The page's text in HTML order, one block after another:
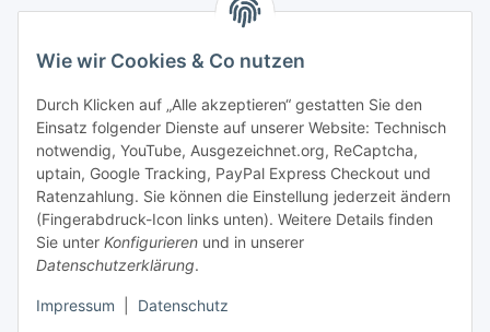
Wie wir Cookies & Co nutzen
Durch Klicken auf „Alle akzeptieren“ gestatten Sie den
Einsatz folgender Dienste auf unserer Website: Technisch
notwendig, YouTube, Ausgezeichnet.org, ReCaptcha,
uptain, Google Tracking, PayPal Express Checkout und
Ratenzahlung. Sie können die Einstellung jederzeit ändern
(Fingerabdruck-Icon links unten). Weitere Details finden
Sie unter Konfigurieren und in unserer
Datenschutzerklärung.
Impressum Datenschutz
Mehr über
Bequem zahlen